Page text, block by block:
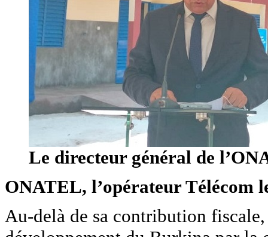
Le directeur général de
ONATEL, l’opérateur Télécom
Au-delà de sa contribution